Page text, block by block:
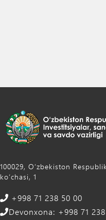
100029, Oʻzbekiston
ko‘chasi, 1
+998 71 238 50 00
Devonxona: +998 71